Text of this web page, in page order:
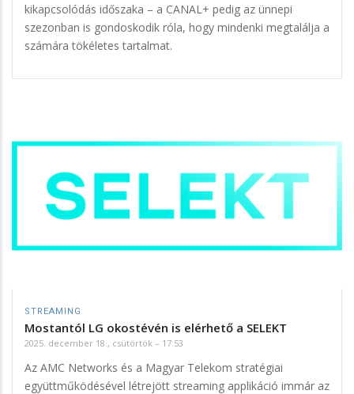
kikapcsolódás időszaka – a CANAL+ pedig az ünnepi
szezonban is gondoskodik róla, hogy mindenki megtalálja a
számára tökéletes tartalmat.
STREAMING
Mostantól LG okostévén is elérhető a SELEKT
2025. december 18., csütörtök – 17:53
Az AMC Networks és a Magyar Telekom stratégiai
együttműködésével létrejött streaming applikáció immár az